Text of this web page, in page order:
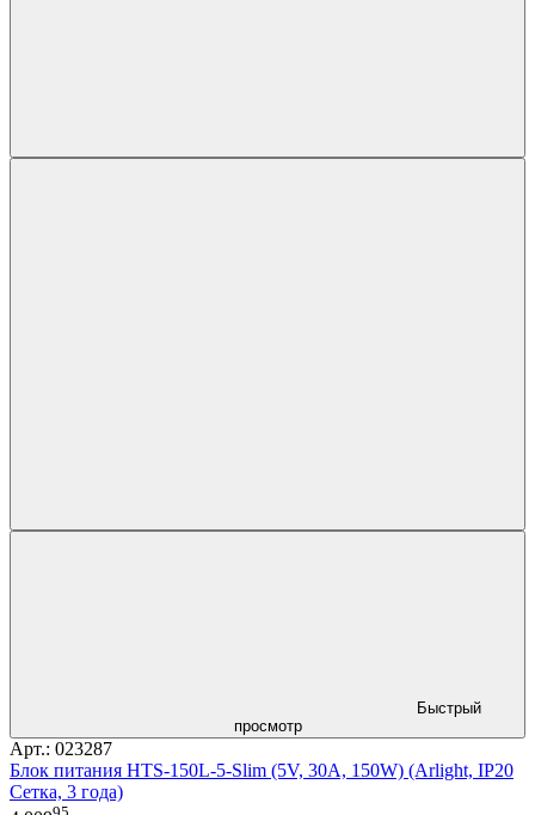
Быстрый
просмотр
Арт.: 023287
Блок питания HTS-150L-5-Slim (5V, 30A, 150W) (Arlight, IP20
Сетка, 3 года)